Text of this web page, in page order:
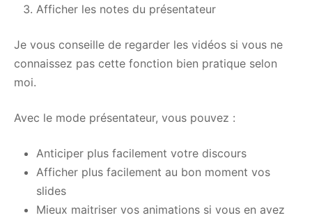
Afficher les notes du présentateur
Je vous conseille de regarder les vidéos si vous ne
connaissez pas cette fonction bien pratique selon
moi.
Avec le mode présentateur, vous pouvez :
Anticiper plus facilement votre discours
Afficher plus facilement au bon moment vos
slides
Mieux maitriser vos animations si vous en avez